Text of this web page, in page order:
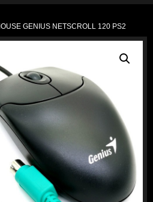
GENIUS NETSCROLL 120 PS2